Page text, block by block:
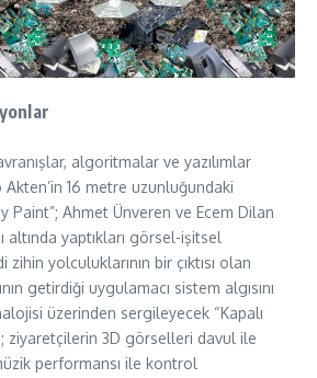
algoritmalar ve yazılımlar
16 metre uzunluğundaki
Paint”; Ahmet Ünveren ve Ecem Dilan
altında yaptıkları görsel-işitsel
zihin yolculuklarının bir çıktısı olan
getirdiği uygulamacı sistem algısını
üzerinden sergileyecek “Kapalı
ziyaretçilerin 3D görselleri davul ile
performansı ile kontrol